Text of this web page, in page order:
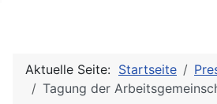
Aktuelle Seite: Startseite
Tagung der